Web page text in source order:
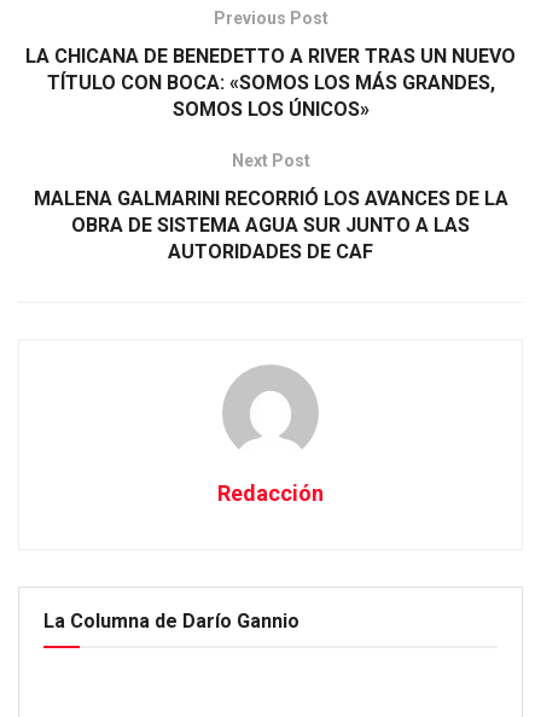
Previous Post
LA CHICANA DE BENEDETTO A RIVER TRAS UN NUEVO
TÍTULO CON BOCA: «SOMOS LOS MÁS GRANDES,
SOMOS LOS ÚNICOS»
Next Post
MALENA GALMARINI RECORRIÓ LOS AVANCES DE LA
OBRA DE SISTEMA AGUA SUR JUNTO A LAS
AUTORIDADES DE CAF​
Redacción
La Columna de Darío Gannio